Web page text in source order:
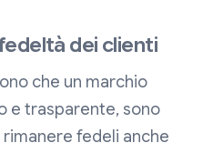
dei clienti
che un marchio
e trasparente, sono
fedeli anche